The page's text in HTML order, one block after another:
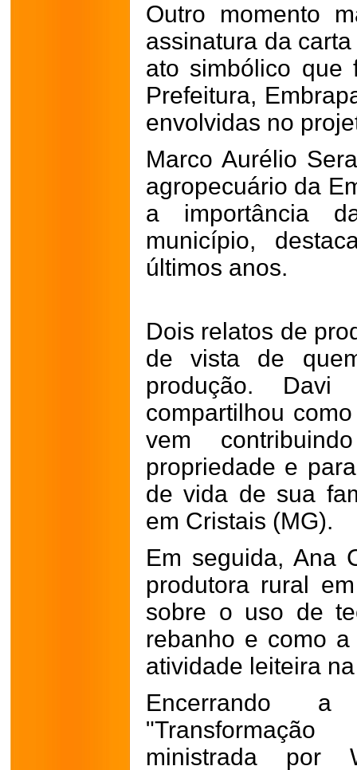
Outro momento
assinatura da
ato simbólico que
Prefeitura,
envolvidas no
Marco Aurélio
agropecuário da
a importância
município,
últimos anos.
Dois relatos de
de vista de
produção. Davi
compartilhou
vem
propriedade e
de vida de sua
em Cristais (MG).
Em seguida, Ana
produtora rural
sobre o uso de
rebanho e como
atividade leiteira
Encerrando
ministrada por